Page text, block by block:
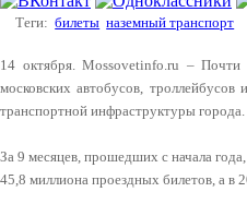
Теги: билеты наземный транспорт
14 октября. Mossovetinfo.ru – Почти
московских автобусов,
транспортной инфраструктуры города.
За 9 месяцев, прошедших с начала
45,8 миллиона проездных билетов, а в